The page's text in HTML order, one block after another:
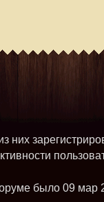
них
было 09 мар